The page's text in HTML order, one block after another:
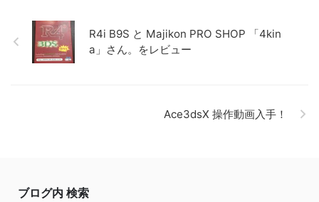
R4i B9S と Majikon PRO SHOP 「4kin
a」さん。をレビュー
Ace3dsX 操作動画入手！
ブログ内 検索